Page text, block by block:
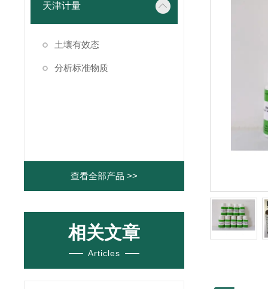
天津计量
土壤有效态
分析标准物质
查看全部产品 >>
相关文章
Articles